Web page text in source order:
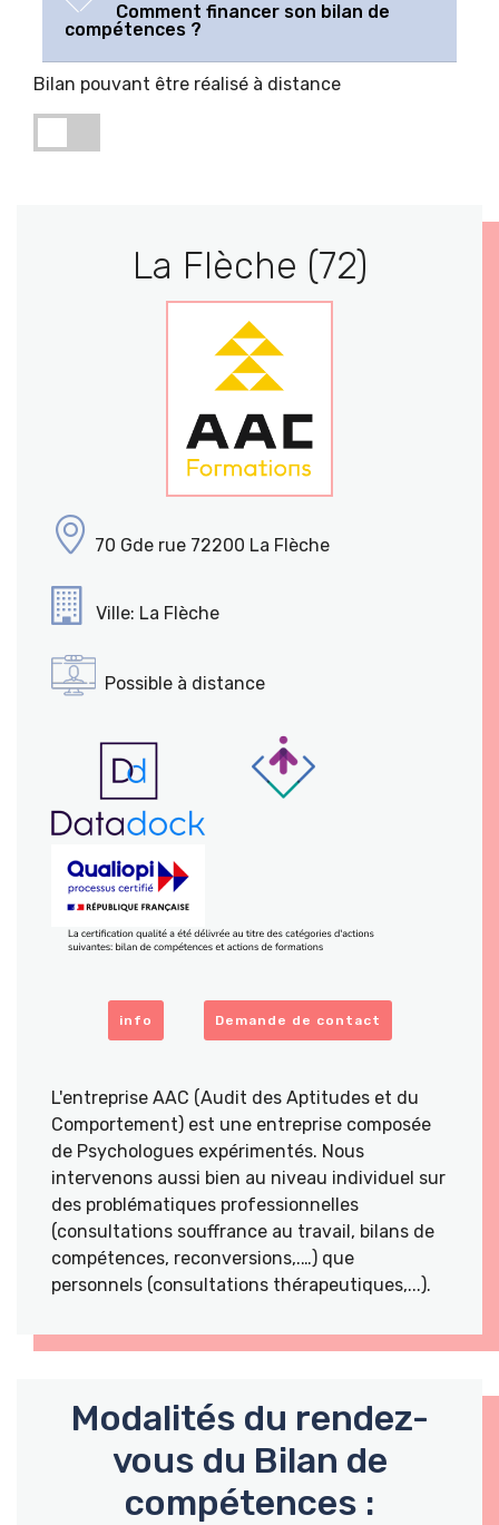
Comment financer son bilan de
compétences ?
Bilan pouvant être réalisé à distance
La Flèche (72)
70 Gde rue 72200 La Flèche
Ville: La Flèche
Possible à distance
info Demande de contact
L'entreprise AAC (Audit des Aptitudes et du
Comportement) est une entreprise composée
de Psychologues expérimentés. Nous
intervenons aussi bien au niveau individuel sur
des problématiques professionnelles
(consultations souffrance au travail, bilans de
compétences, reconversions,.…) que
personnels (consultations thérapeutiques,...).
Modalités du rendez-
vous du Bilan de
compétences :